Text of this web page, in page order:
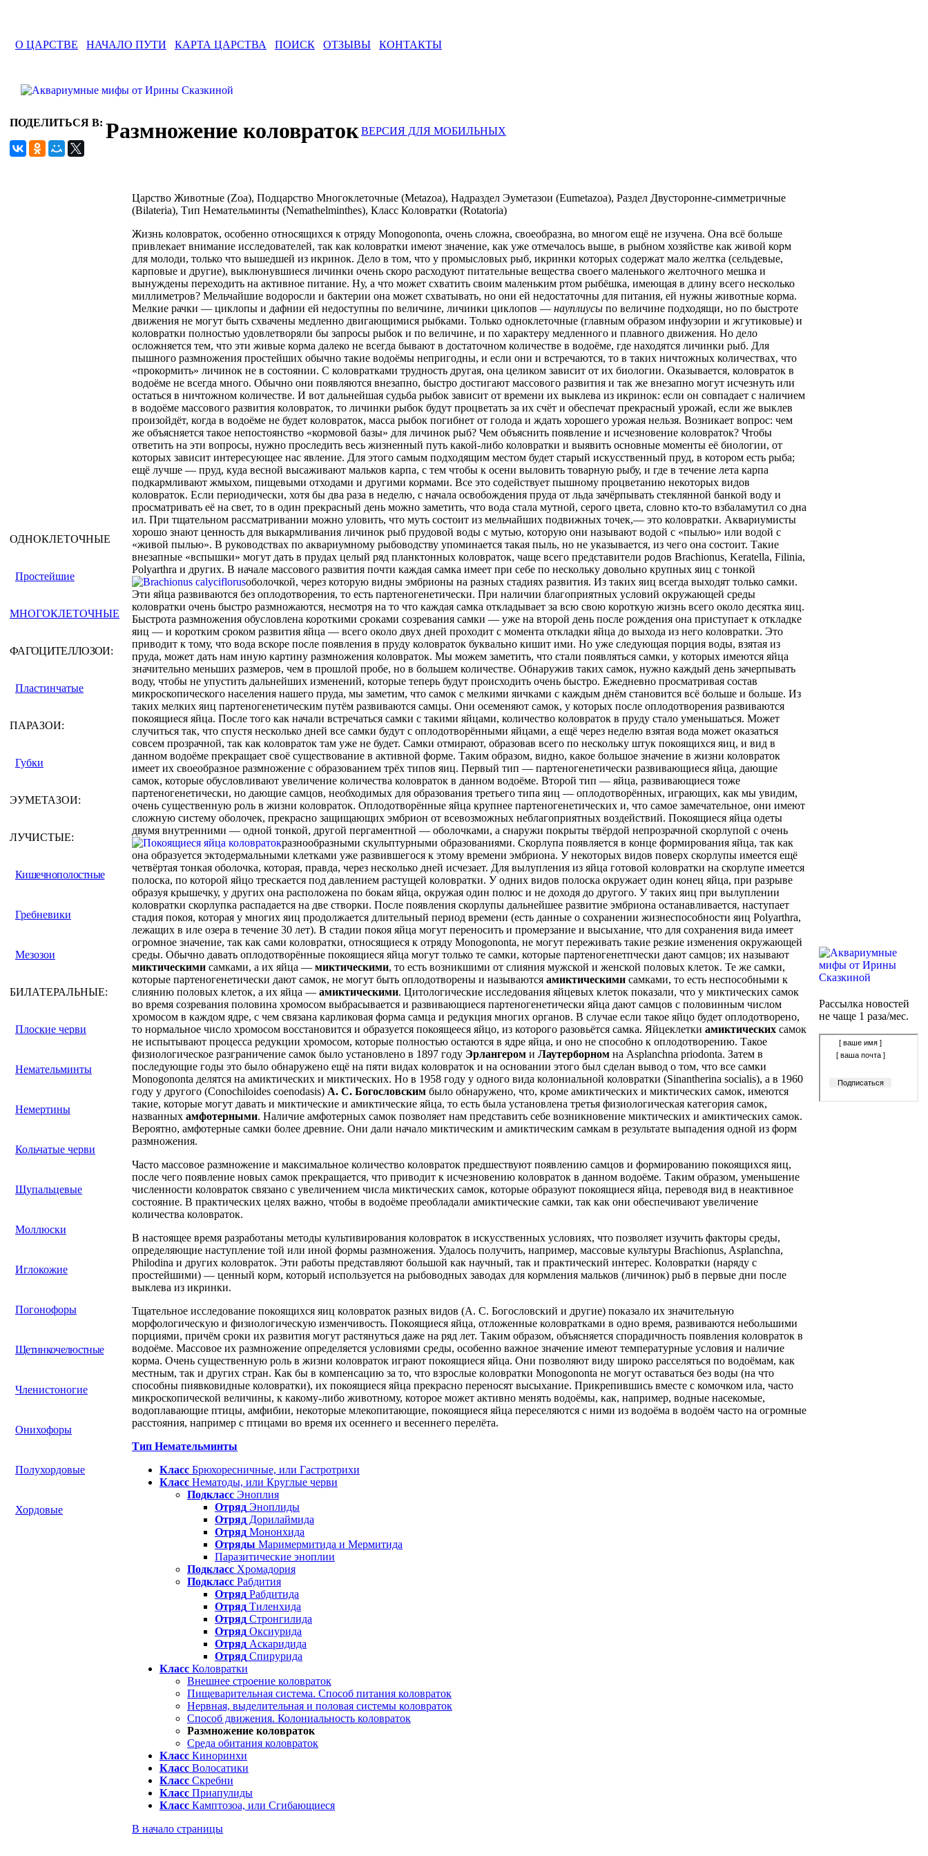
О ЦАРСТВЕ НАЧАЛО ПУТИ КАРТА ЦАРСТВА ПОИСК ОТЗЫВЫ КОНТАКТЫ
ПОДЕЛИТЬСЯ В: Размножение коловраток ВЕРСИЯ ДЛЯ МОБИЛЬНЫХ
ОДНОКЛЕТОЧНЫЕ
Простейшие
МНОГОКЛЕТОЧНЫЕ
ФАГОЦИТЕЛЛОЗОИ:
Пластинчатые
ПАРАЗОИ:
Губки
ЭУМЕТАЗОИ:
ЛУЧИСТЫЕ:
Кишечнополостные
Гребневики
Мезозои
БИЛАТЕРАЛЬНЫЕ:
Плоские черви
Немательминты
Немертины
Кольчатые черви
Щупальцевые
Моллюски
Иглокожие
Погонофоры
Щетинкочелюстные
Членистоногие
Онихофоры
Полухордовые
Хордовые
Царство Животные (Zoa), Подцарство Многоклеточные (Metazoa), Надраздел Эуметазои (Eumetazoa), Раздел Двусторонне-симметричные
(Bilateria), Тип Немательминты (Nemathelminthes), Класс Коловратки (Rotatoria)
Жизнь коловраток, особенно относящихся к отряду Monogononta, очень сложна, своеобразна, во многом ещё не изучена. Она всё больше
привлекает внимание исследователей, так как коловратки имеют значение, как уже отмечалось выше, в рыбном хозяйстве как живой корм
для молоди, только что вышедшей из икринок. Дело в том, что у промысловых рыб, икринки которых содержат мало желтка (сельдевые,
карповые и другие), выклюнувшиеся личинки очень скоро расходуют питательные вещества своего маленького желточного мешка и
вынуждены переходить на активное питание. Ну, а что может схватить своим маленьким ртом рыбёшка, имеющая в длину всего несколько
миллиметров? Мельчайшие водоросли и бактерии она может схватывать, но они ей недостаточны для питания, ей нужны животные корма.
Мелкие рачки — циклопы и дафнии ей недоступны по величине, личинки циклопов — науплиусы по величине подходящи, но по быстроте
движения не могут быть схвачены медленно двигающимися рыбками. Только одноклеточные (главным образом инфузории и жгутиковые) и
коловратки полностью удовлетворяли бы запросы рыбок и по величине, и по характеру медленного и плавного движения. Но дело
осложняется тем, что эти живые корма далеко не всегда бывают в достаточном количестве в водоёме, где находятся личинки рыб. Для
пышного размножения простейших обычно такие водоёмы непригодны, и если они и встречаются, то в таких ничтожных количествах, что
«прокормить» личинок не в состоянии. С коловратками трудность другая, она целиком зависит от их биологии. Оказывается, коловраток в
водоёме не всегда много. Обычно они появляются внезапно, быстро достигают массового развития и так же внезапно могут исчезнуть или
остаться в ничтожном количестве. И вот дальнейшая судьба рыбок зависит от времени их выклева из икринок: если он совпадает с наличием
в водоёме массового развития коловраток, то личинки рыбок будут процветать за их счёт и обеспечат прекрасный урожай, если же выклев
произойдёт, когда в водоёме не будет коловраток, масса рыбок погибнет от голода и ждать хорошего урожая нельзя. Возникает вопрос: чем
же объясняется такое непостоянство «кормовой базы» для личинок рыб? Чем объяснить появление и исчезновение коловраток? Чтобы
ответить на эти вопросы, нужно проследить весь жизненный путь какой-либо коловратки и выявить основные моменты её биологии, от
которых зависит интересующее нас явление. Для этого самым подходящим местом будет старый искусственный пруд, в котором есть рыба;
ещё лучше — пруд, куда весной высаживают мальков карпа, с тем чтобы к осени выловить товарную рыбу, и где в течение лета карпа
подкармливают жмыхом, пищевыми отходами и другими кормами. Все это содействует пышному процветанию некоторых видов
коловраток. Если периодически, хотя бы два раза в неделю, с начала освобождения пруда от льда зачёрпывать стеклянной банкой воду и
просматривать её на свет, то в один прекрасный день можно заметить, что вода стала мутной, серого цвета, словно кто-то взбаламутил со дна
ил. При тщательном рассматривании можно уловить, что муть состоит из мельчайших подвижных точек,— это коловратки. Аквариумисты
хорошо знают ценность для выкармливания личинок рыб прудовой воды с мутью, которую они называют водой с «пылью» или водой с
«живой пылью». В руководствах по аквариумному рыбоводству упоминается такая пыль, но не указывается, из чего она состоит. Такие
внезапные «вспышки» могут дать в прудах целый ряд планктонных коловраток, чаще всего представители родов Brachionus, Keratella, Filinia,
Polyarthra и других. В начале массового развития почти каждая самка имеет при себе по нескольку довольно крупных яиц с тонкой
оболочкой, через которую видны эмбрионы на разных стадиях развития. Из таких яиц всегда выходят только самки.
Эти яйца развиваются без оплодотворения, то есть партеногенетически. При наличии благоприятных условий окружающей среды
коловратки очень быстро размножаются, несмотря на то что каждая самка откладывает за всю свою короткую жизнь всего около десятка яиц.
Быстрота размножения обусловлена короткими сроками созревания самки — уже на второй день после рождения она приступает к откладке
яиц — и коротким сроком развития яйца — всего около двух дней проходит с момента откладки яйца до выхода из него коловратки. Это
приводит к тому, что вода вскоре после появления в пруду коловраток буквально кишит ими. Но уже следующая порция воды, взятая из
пруда, может дать нам иную картину размножения коловраток. Мы можем заметить, что стали появляться самки, у которых имеются яйца
значительно меньших размеров, чем в прошлой пробе, но в большем количестве. Обнаружив таких самок, нужно каждый день зачерпывать
воду, чтобы не упустить дальнейших изменений, которые теперь будут происходить очень быстро. Ежедневно просматривая состав
микроскопического населения нашего пруда, мы заметим, что самок с мелкими яичками с каждым днём становится всё больше и больше. Из
таких мелких яиц партеногенетическим путём развиваются самцы. Они осеменяют самок, у которых после оплодотворения развиваются
покоящиеся яйца. После того как начали встречаться самки с такими яйцами, количество коловраток в пруду стало уменьшаться. Может
случиться так, что спустя несколько дней все самки будут с оплодотворёнными яйцами, а ещё через неделю взятая вода может оказаться
совсем прозрачной, так как коловраток там уже не будет. Самки отмирают, образовав всего по нескольку штук покоящихся яиц, и вид в
данном водоёме прекращает своё существование в активной форме. Таким образом, видно, какое большое значение в жизни коловраток
имеет их своеобразное размножение с образованием трёх типов яиц. Первый тип — партеногенетически развивающиеся яйца, дающие
самок, которые обусловливают увеличение количества коловраток в данном водоёме. Второй тип — яйца, развивающиеся тоже
партеногенетически, но дающие самцов, необходимых для образования третьего типа яиц — оплодотворённых, играющих, как мы увидим,
очень существенную роль в жизни коловраток. Оплодотворённые яйца крупнее партеногенетических и, что самое замечательное, они имеют
сложную систему оболочек, прекрасно защищающих эмбрион от всевозможных неблагоприятных воздействий. Покоящиеся яйца одеты
двумя внутренними — одной тонкой, другой пергаментной — оболочками, а снаружи покрыты твёрдой непрозрачной скорлупой с очень
разнообразными скульптурными образованиями. Скорлупа появляется в конце формирования яйца, так как
она образуется эктодермальными клетками уже развившегося к этому времени эмбриона. У некоторых видов поверх скорлупы имеется ещё
четвёртая тонкая оболочка, которая, правда, через несколько дней исчезает. Для вылупления из яйца готовой коловратки на скорлупе имеется
полоска, по которой яйцо трескается под давлением растущей коловратки. У одних видов полоска окружает один конец яйца, при разрыве
образуя крышечку, у других она расположена по бокам яйца, окружая один полюс и не доходя до другого. У таких яиц при вылуплении
коловратки скорлупка распадается на две створки. После появления скорлупы дальнейшее развитие эмбриона останавливается, наступает
стадия покоя, которая у многих яиц продолжается длительный период времени (есть данные о сохранении жизнеспособности яиц Polyarthra,
лежащих в иле озера в течение 30 лет). В стадии покоя яйца могут переносить и промерзание и высыхание, что для сохранения вида имеет
огромное значение, так как сами коловратки, относящиеся к отряду Monogononta, не могут переживать такие резкие изменения окружающей
среды. Обычно давать оплодотворённые покоящиеся яйца могут только те самки, которые партеногенетпчески дают самцов; их называют
миктическими самками, а их яйца — миктическими, то есть возникшими от слияния мужской и женской половых клеток. Те же самки,
которые партеногенетически дают самок, не могут быть оплодотворены и называются амиктическими самками, то есть неспособными к
слиянию половых клеток, а их яйца — амиктическими. Цитологические исследования яйцевых клеток показали, что у миктических самок
во время созревания половина хромосом выбрасывается и развивающиеся партеногенетически яйца дают самцов с половинным числом
хромосом в каждом ядре, с чем связана карликовая форма самца и редукция многих органов. В случае если такое яйцо будет оплодотворено,
то нормальное число хромосом восстановится и образуется покоящееся яйцо, из которого разовьётся самка. Яйцеклетки амиктических самок
не испытывают процесса редукции хромосом, которые полностью остаются в ядре яйца, и оно не способно к оплодотворению. Такое
физиологическое разграничение самок было установлено в 1897 году Эрлангером и Лаутерборном на Asplanchna priodonta. Затем в
последующие годы это было обнаружено ещё на пяти видах коловраток и на основании этого был сделан вывод о том, что все самки
Моnоgononta делятся на амиктических и миктических. Но в 1958 году у одного вида колониальной коловратки (Sinantherina socialis), а в 1960
году у другого (Conochiloides coenodasis) А. С. Богословским было обнаружено, что, кроме амиктических и миктических самок, имеются
такие, которые могут давать и миктические и амиктические яйца, то есть была установлена третья физиологическая категория самок,
названных амфотерными. Наличие амфотерных самок позволяет нам представить себе возникновение миктических и амиктических самок.
Вероятно, амфотерные самки более древние. Они дали начало миктическим и амиктическим самкам в результате выпадения одной из форм
размножения.
Часто массовое размножение и максимальное количество коловраток предшествуют появлению самцов и формированию покоящихся яиц,
после чего появление новых самок прекращается, что приводит к исчезновению коловраток в данном водоёме. Таким образом, уменьшение
численности коловраток связано с увеличением числа миктических самок, которые образуют покоящиеся яйца, переводя вид в неактивное
состояние. В практических целях важно, чтобы в водоёме преобладали амиктические самки, так как они обеспечивают увеличение
количества коловраток.
В настоящее время разработаны методы культивирования коловраток в искусственных условиях, что позволяет изучить факторы среды,
определяющие наступление той или иной формы размножения. Удалось получить, например, массовые культуры Brachionus, Asplanchna,
Philodina и других коловраток. Эти работы представляют большой как научный, так и практический интерес. Коловратки (наряду с
простейшими) — ценный корм, который используется на рыбоводных заводах для кормления мальков (личинок) рыб в первые дни после
выклева из икринки.
Тщательное исследование покоящихся яиц коловраток разных видов (А. С. Богословский и другие) показало их значительную
морфологическую и физиологическую изменчивость. Покоящиеся яйца, отложенные коловратками в одно время, развиваются небольшими
порциями, причём сроки их развития могут растянуться даже на ряд лет. Таким образом, объясняется спорадичность появления коловраток в
водоёме. Массовое их размножение определяется условиями среды, особенно важное значение имеют температурные условия и наличие
корма. Очень существенную роль в жизни коловраток играют покоящиеся яйца. Они позволяют виду широко расселяться по водоёмам, как
местным, так и других стран. Как бы в компенсацию за то, что взрослые коловратки Monogononta не могут оставаться без воды (на что
способны пиявковидные коловратки), их покоящиеся яйца прекрасно переносят высыхание. Прикрепившись вместе с комочком ила, часто
микроскопической величины, к какому-либо животному, которое может активно менять водоёмы, как, например, водные насекомые,
водоплавающие птицы, амфибии, некоторые млекопитающие, покоящиеся яйца переселяются с ними из водоёма в водоём часто на огромные
расстояния, например с птицами во время их осеннего и весеннего перелёта.
Тип Немательминты
Класс Брюхоресничные, или Гастротрихи
Класс Нематоды, или Круглые черви
Подкласс Эноплия
Отряд Эноплиды
Отряд Дорилаймида
Отряд Мононхида
Отряды Маримермитида и Мермитида
Паразитические эноплии
Подкласс Хромадория
Подкласс Рабдития
Отряд Рабдитида
Отряд Тиленхида
Отряд Стронгилида
Отряд Оксиурида
Отряд Аскаридида
Отряд Спирурида
Класс Коловратки
Внешнее строение коловраток
Пищеварительная система. Способ питания коловраток
Нервная, выделительная и половая системы коловраток
Способ движения. Колониальность коловраток
Размножение коловраток
Среда обитания коловраток
Класс Киноринхи
Класс Волосатики
Класс Скребни
Класс Приапулиды
Класс Камптозоа, или Сгибающиеся
В начало страницы
Рассылка новостей
не чаще 1 раза/мес.